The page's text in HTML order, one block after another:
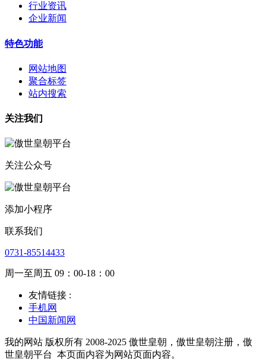
行业资讯
企业新闻
特色功能
网站地图
聚合标签
站内搜索
关注我们
关注公众号
添加小程序
联系我们
0731-85514433
周一至周五 09：00-18：00
友情链接 :
手机网
中国新闻网
我的网站 版权所有 2008-2025 傲世皇朝，傲世皇朝注册，傲
世皇朝平台 本页面内容为网站页面内容。